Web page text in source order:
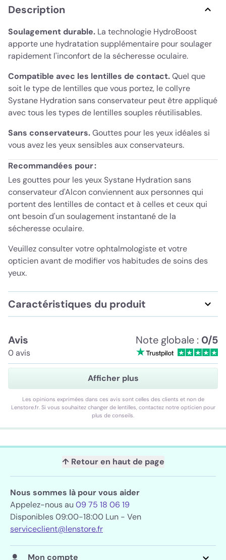
Description
Soulagement durable. La technologie HydroBoost
apporte une hydratation supplémentaire pour soulager
rapidement l'inconfort de la sécheresse oculaire.
Compatible avec les lentilles de contact.Quel que
soit le type de lentilles que vous portez, le collyre
Systane Hydration sans conservateur peut être appliqué
avec tous les types de lentilles souples réutilisables.
Sans conservateurs.Gouttes pour les yeux idéales si
vous avez les yeux sensibles aux conservateurs.
Recommandées pour :
Les gouttes pour les yeux Systane Hydration sans
conservateur d'Alcon conviennent aux personnes qui
portent des lentilles de contact et à celles et ceux qui
ont besoin d'un soulagement instantané de la
sécheresse oculaire.
Veuillez consulter votre ophtalmologiste et votre
opticien avant de modifier vos habitudes de soins des
yeux.
Caractéristiques du produit
Avis
0 avis
Note globale : 0/5
Afficher plus
Les opinions exprimées dans ces avis sont celles des clients et non de
Lenstore.fr. Si vous souhaitez changer de lentilles, contactez notre opticien pour
plus de conseils.
↑ Retour en haut de page
Nous sommes là pour vous aider
Appelez-nous au 09 75 18 06 19
Disponibles 09:00-18:00 Lun - Ven
serviceclient@lenstore.fr
Mon compte